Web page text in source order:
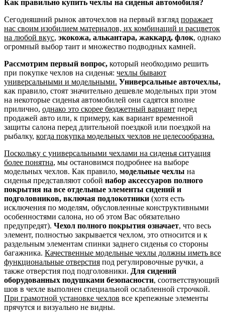
Как правильно купить чехлы на сиденья автомобиля?
Сегодняшний рынок авточехлов на первый взгляд поражает
нас своим изобилием материалов, их комбинаций и расцветок
на любой вкус, экокожа, алькантара, жаккард, флок, однако
огромный выбор таит и множество подводных камней.
Рассмотрим первый вопрос, который необходимо решить
при покупке чехлов на сиденья: чехлы бывают
универсальными и модельными. Универсальные авточехлы,
как правило, стоят значительно дешевле модельных при этом
на некоторые сиденья автомобилей они садятся вполне
прилично, однако это скорее бюджетный вариант перед
продажей авто или, к примеру, как вариант временной
защиты салона перед длительной поездкой или поездкой на
рыбалку, когда покупка модельных чехлов не целесообразна.
Поскольку с универсальными чехлами на сиденья ситуация
более понятна, мы остановимся подробнее на выборе
модельных чехлов. Как правило, модельные чехлы на
сиденья представляют собой набор аксессуаров полного
покрытия на все отдельные элементы сидений и
подголовников, включая подлокотники (хотя есть
исключения по моделям, обусловленные конструктивными
особенностями салона, но об этом Вас обязательно
предупредят). Чехол полного покрытия означает, что весь
элемент, полностью закрывается чехлом, это относится и к
раздельным элементам спинки заднего сиденья со стороны
багажника. Качественные модельные чехлы должны иметь все
функциональные отверстия под регулировочные ручки, а
также отверстия под подголовники. Для сидений
оборудованных подушками безопасности, соответствующий
шов в чехле выполнен специальной ослабленной строчкой.
При грамотной установке чехлов все крепежные элементы
прячутся и визуально не видны.